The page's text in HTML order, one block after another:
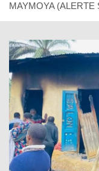
MAYMOYA (ALERTE